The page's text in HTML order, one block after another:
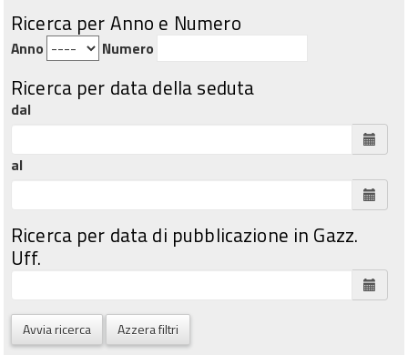
Ricerca per Anno e Numero
Anno Numero
Ricerca per data della seduta
dal
al
Ricerca per data di pubblicazione in Gazz.
Uff.
Avvia ricerca Azzera filtri